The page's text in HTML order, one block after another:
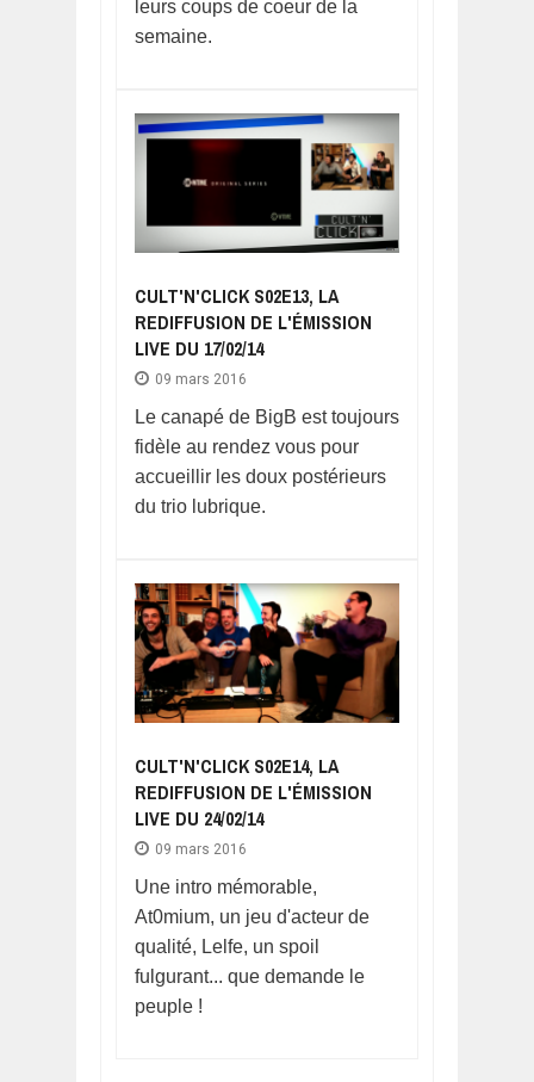
leurs coups de coeur de la
semaine.
CULT'N'CLICK S02E13, LA
REDIFFUSION DE L'ÉMISSION
LIVE DU 17/02/14
09 mars 2016
Le canapé de BigB est toujours
fidèle au rendez vous pour
accueillir les doux postérieurs
du trio lubrique.
CULT'N'CLICK S02E14, LA
REDIFFUSION DE L'ÉMISSION
LIVE DU 24/02/14
09 mars 2016
Une intro mémorable,
At0mium, un jeu d'acteur de
qualité, Lelfe, un spoil
fulgurant... que demande le
peuple !